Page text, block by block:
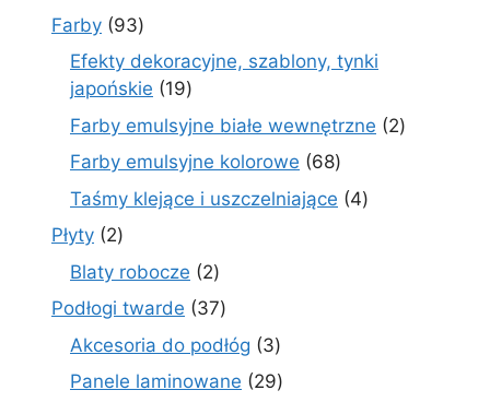
Farby 9393
produkty
Efekty dekoracyjne, szablony, tynki
japońskie
1919
produktów
Farby emulsyjne białe wewnętrzne 22
Farby emulsyjne kolorowe 6868
produktów
Taśmy klejące i uszczelniające 44
Płyty 22
produkty
Blaty robocze 22
produkty
Podłogi twarde 3737
produktów
Akcesoria do podłóg 33
produkty
Panele laminowane 2929